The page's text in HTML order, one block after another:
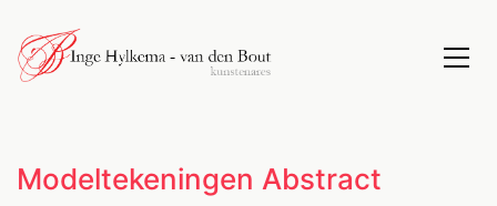
Modeltekeningen Abstract